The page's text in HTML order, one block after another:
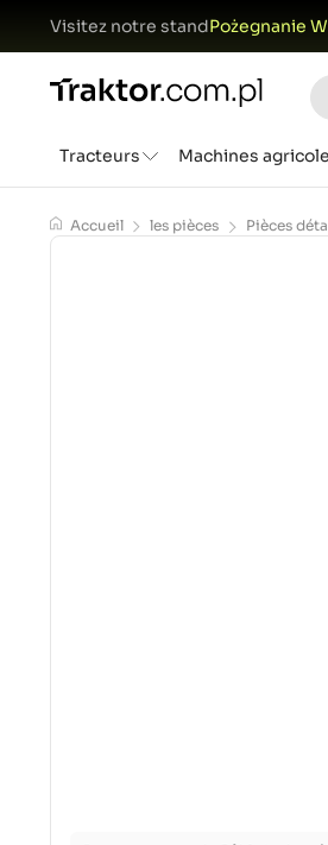
Visitez notre standPożegnanie
Tracteurs Machines
Accueil les pièces Pièces